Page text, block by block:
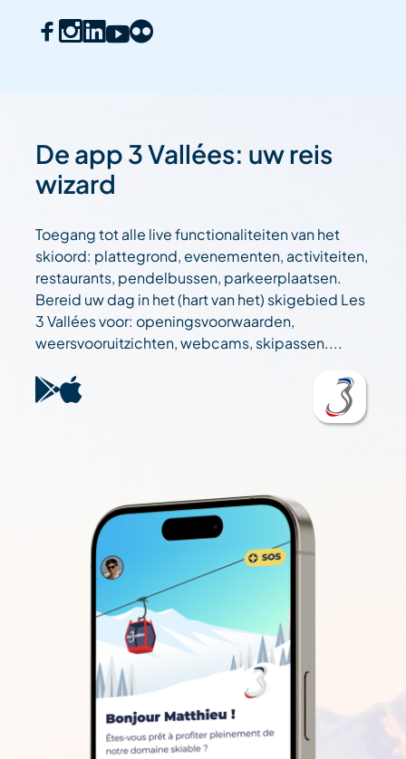
De app 3 Vallées: uw reis
wizard
Toegang tot alle live functionaliteiten van het
skioord: plattegrond, evenementen, activiteiten,
restaurants, pendelbussen, parkeerplaatsen.
Bereid uw dag in het (hart van het) skigebied Les
3 Vallées voor: openingsvoorwaarden,
weersvooruitzichten, webcams, skipassen....